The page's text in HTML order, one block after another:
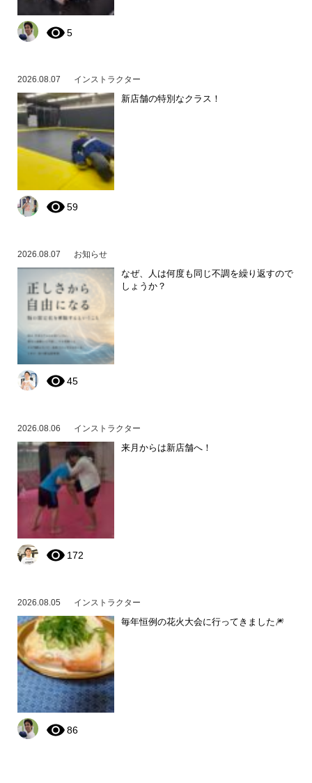
5
2026.08.07 インストラクター
新店舗の特別なクラス！
59
2026.08.07 お知らせ
なぜ、人は何度も同じ不調を繰り返すので
しょうか？
45
2026.08.06 インストラクター
来月からは新店舗へ！
172
2026.08.05 インストラクター
毎年恒例の花火大会に行ってきました🎆
86